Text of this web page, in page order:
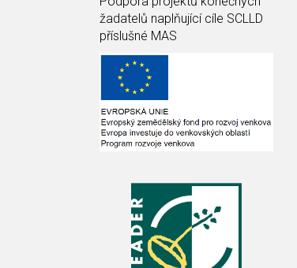
žadatelů naplňující cíle SCLLD
příslušné MAS